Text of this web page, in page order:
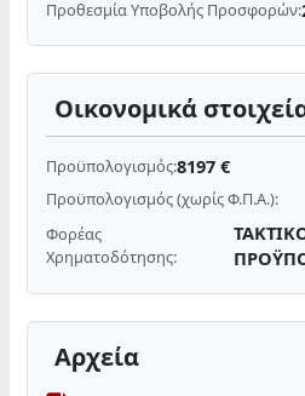
Προθεσμία Υποβολής Προσφορών:
Οικονομικά
Προϋπολογισμός:8197 €
Προϋπολογισμός (χωρίς Φ.Π.Α.):
Φορέας
Χρηματοδότησης:
Αρχεία